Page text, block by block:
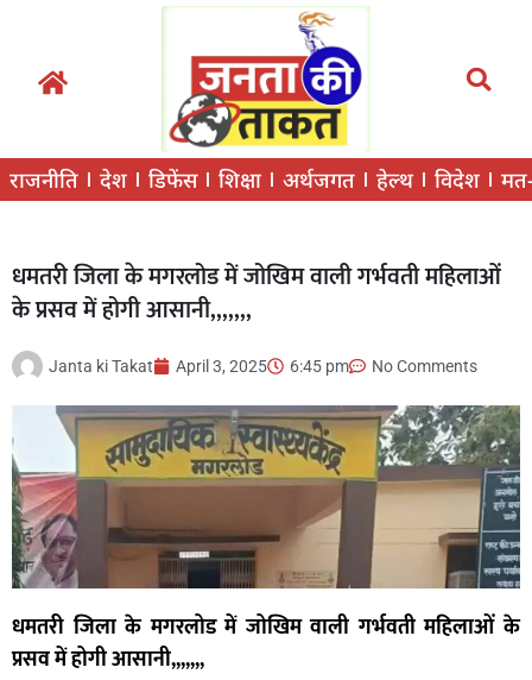
राजनीति देश डिफेंस शिक्षा अर्थजगत हेल्थ विदेश
धमतरी जिला के मगरलोड में जोखिम वाली गर्भवती महिलाओं
के प्रसव में होगी आसानी,,,,,,,
Janta ki Takat April 3, 2025 6:45 pm No Comments
धमतरी जिला के मगरलोड में जोखिम वाली गर्भवती महिलाओं के
प्रसव में होगी आसानी,,,,,,,